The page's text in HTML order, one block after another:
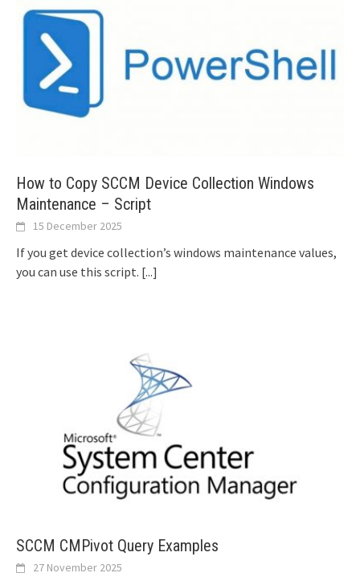
How to Copy SCCM Device Collection Windows
Maintenance – Script
15 December 2025
If you get device collection’s windows maintenance values,
you can use this script. [...]
SCCM CMPivot Query Examples
27 November 2025